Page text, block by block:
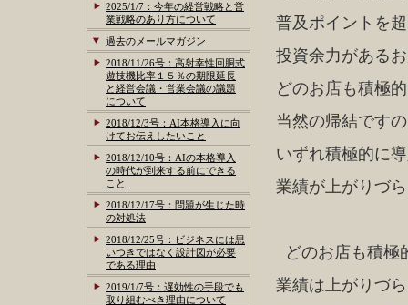
普及ポイントを
投資余力がある
どのお店も積極
当然の帰結です
いずれ積極的に
業績が上がりづ
どのお店も積極
業績は上がりづ
2025/1/7：今年の経営戦略と営
業戦略のあり方について
過去のメールマガジン
2018/11/26号：高射幸性回胴式
遊技機比率１５％の期限延長
と経営会議・営業会議の議題
について
2018/12/3号：AI本格導入に向
けてお伝えしたいこと
2018/12/10号：AIの本格導入
の時代が到来する前にできる
こと
2018/12/17号：問題が生じた時
の対処法
2018/12/25号：ビジネスには思
いつきではなく設計図が必要
である理由
2019/1/7号：遅効性の手段でも
取り組むべき理由について